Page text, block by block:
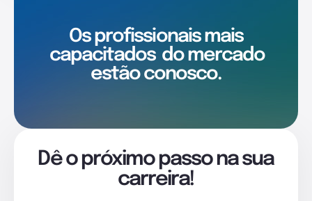
Os profissionais mais
capacitados do mercado
estão conosco.
Dê o próximo passo na sua
carreira!